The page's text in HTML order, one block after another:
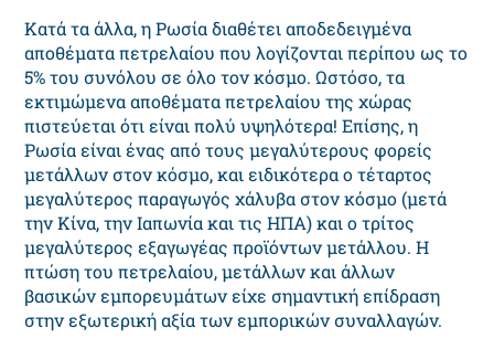
Κατά τα άλλα, η Ρωσία διαθέτει αποδεδειγμένα
αποθέματα πετρελαίου που λογίζονται περίπου ως το
5% του συνόλου σε όλο τον κόσμο. Ωστόσο, τα
εκτιμώμενα αποθέματα πετρελαίου της χώρας
πιστεύεται ότι είναι πολύ υψηλότερα! Επίσης, η
Ρωσία είναι ένας από τους μεγαλύτερους φορείς
μετάλλων στον κόσμο, και ειδικότερα ο τέταρτος
μεγαλύτερος παραγωγός χάλυβα στον κόσμο (μετά
την Κίνα, την Ιαπωνία και τις ΗΠΑ) και ο τρίτος
μεγαλύτερος εξαγωγέας προϊόντων μετάλλου. Η
πτώση του πετρελαίου, μετάλλων και άλλων
βασικών εμπορευμάτων είχε σημαντική επίδραση
στην εξωτερική αξία των εμπορικών συναλλαγών.